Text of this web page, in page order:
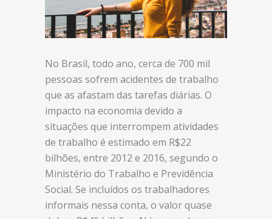
No Brasil, todo ano, cerca de 700 mil
pessoas sofrem acidentes de trabalho
que as afastam das tarefas diárias. O
impacto na economia devido a
situações que interrompem atividades
de trabalho é estimado em R$22
bilhões, entre 2012 e 2016, segundo o
Ministério do Trabalho e Previdência
Social. Se incluídos os trabalhadores
informais nessa conta, o valor quase